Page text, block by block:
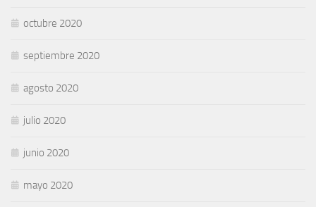
octubre 2020
septiembre 2020
agosto 2020
julio 2020
junio 2020
mayo 2020